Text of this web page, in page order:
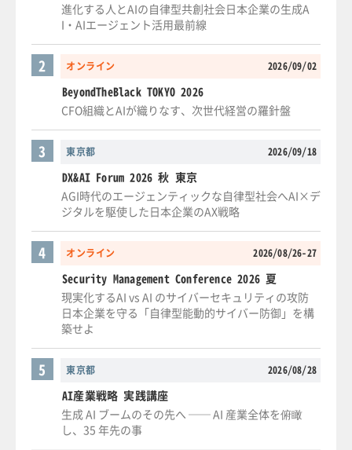
進化する人とAIの自律型共創社会日本企業の生成A
I・AIエージェント活用最前線
オンライン 2026/09/02
2
BeyondTheBlack TOKYO 2026
CFO組織とAIが織りなす、次世代経営の羅針盤
東京都 2026/09/18
3
DX&AI Forum 2026 秋 東京
AGI時代のエージェンティックな自律型社会へAI×デ
ジタルを駆使した日本企業のAX戦略
オンライン 2026/08/26-27
4
Security Management Conference 2026 夏
現実化するAI vs AI のサイバーセキュリティの攻防
日本企業を守る「自律型能動的サイバー防御」を構
築せよ
東京都 2026/08/28
5
AI産業戦略 実践講座
生成 AI ブームのその先へ ── AI 産業全体を俯瞰
し、35 年先の事